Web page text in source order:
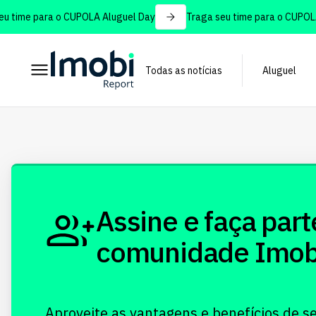
para o CUPOLA Aluguel Day Traga seu time para o
Todas as notícias Aluguel
Assine e faça
comunidade